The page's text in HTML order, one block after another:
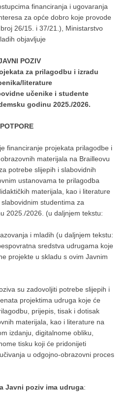
financiranja i ugovaranja
za opće dobro koje provode
26/15. i 37/21.), Ministarstvo
objavljuje
POZIV
za prilagodbu i izradu
literature
učenike i studente
godinu 2025./2026.
financiranje projekata prilagodbe i
materijala na Brailleovu
potrebe slijepih i slabovidnih
ustanovama te prilagodba
materijala, kao i literature
studentima za
2025./2026. (u daljnjem tekstu:
i mladih (u daljnjem tekstu:
sredstva udrugama koje
projekte u skladu s ovim Javnim
su zadovoljiti potrebe slijepih i
projektima udruga koje će
prijepis, tisak i dotisak
materijala, kao i literature na
izdanju, digitalnome obliku,
tisku koji će pridonijeti
u odgojno-obrazovni proces
Javni poziv ima udruga: